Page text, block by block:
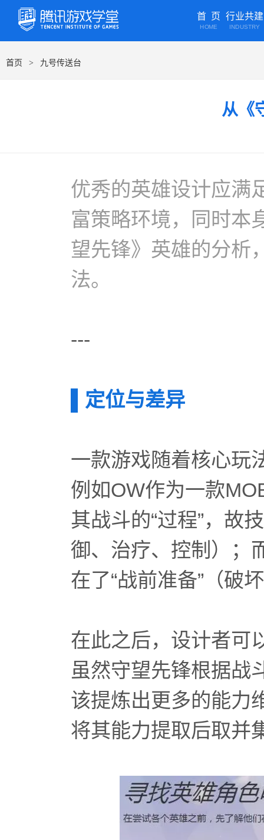
首 页
HOME
行业共建
INDUSTRY
首页 > 九号传送台
从《
优秀的英雄设计应满
富策略环境，同时本
望先锋》英雄的分析
法。
---
▌定位与差异
一款游戏随着核心玩
例如OW作为一款
其战斗的“过程”，故
御、治疗、控制）；
在了“战前准备”（破
在此之后，设计者可
虽然守望先锋根据战
该提炼出更多的能力
将其能力提取后取并